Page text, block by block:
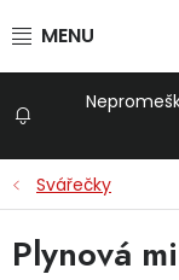
Svářečky
Plynová